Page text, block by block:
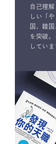
自己理
しい「
国、韓
を突破
していま